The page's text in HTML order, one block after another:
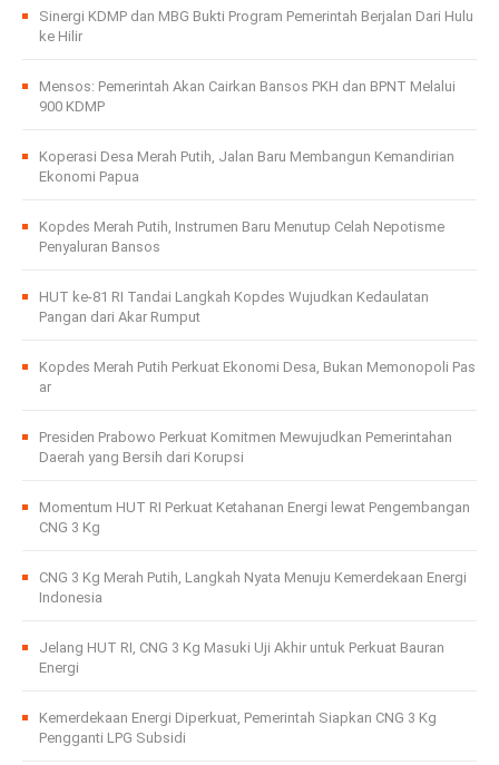
Sinergi KDMP dan MBG Bukti Program Pemerintah Berjalan Dari Hulu
ke Hilir
Mensos: Pemerintah Akan Cairkan Bansos PKH dan BPNT Melalui
900 KDMP
Koperasi Desa Merah Putih, Jalan Baru Membangun Kemandirian
Ekonomi Papua
Kopdes Merah Putih, Instrumen Baru Menutup Celah Nepotisme
Penyaluran Bansos
HUT ke-81 RI Tandai Langkah Kopdes Wujudkan Kedaulatan
Pangan dari Akar Rumput
Kopdes Merah Putih Perkuat Ekonomi Desa, Bukan Memonopoli Pas
ar
Presiden Prabowo Perkuat Komitmen Mewujudkan Pemerintahan
Daerah yang Bersih dari Korupsi
Momentum HUT RI Perkuat Ketahanan Energi lewat Pengembangan
CNG 3 Kg
CNG 3 Kg Merah Putih, Langkah Nyata Menuju Kemerdekaan Energi
Indonesia
Jelang HUT RI, CNG 3 Kg Masuki Uji Akhir untuk Perkuat Bauran
Energi
Kemerdekaan Energi Diperkuat, Pemerintah Siapkan CNG 3 Kg
Pengganti LPG Subsidi